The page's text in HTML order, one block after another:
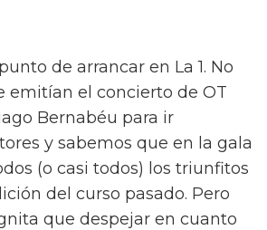
de arrancar en La 1. No
emitían el concierto de OT
Bernabéu para ir
y sabemos que en la gala
(o casi todos) los triunfitos
del curso pasado. Pero
que despejar en cuanto